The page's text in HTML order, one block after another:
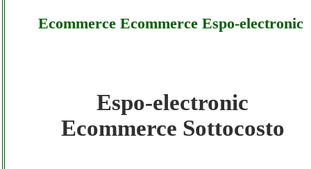
Ecommerce Ecommerce Espo-electronic
Espo-electronic - Ecommerce Ecommerce
Espo-electronic - Sottocosto
Espo-electronic
Ecommerce Sottocosto